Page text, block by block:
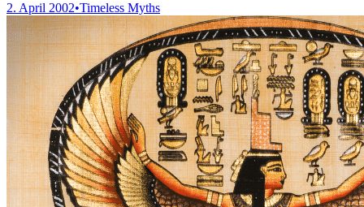
2. April 2002•Timeless Myths